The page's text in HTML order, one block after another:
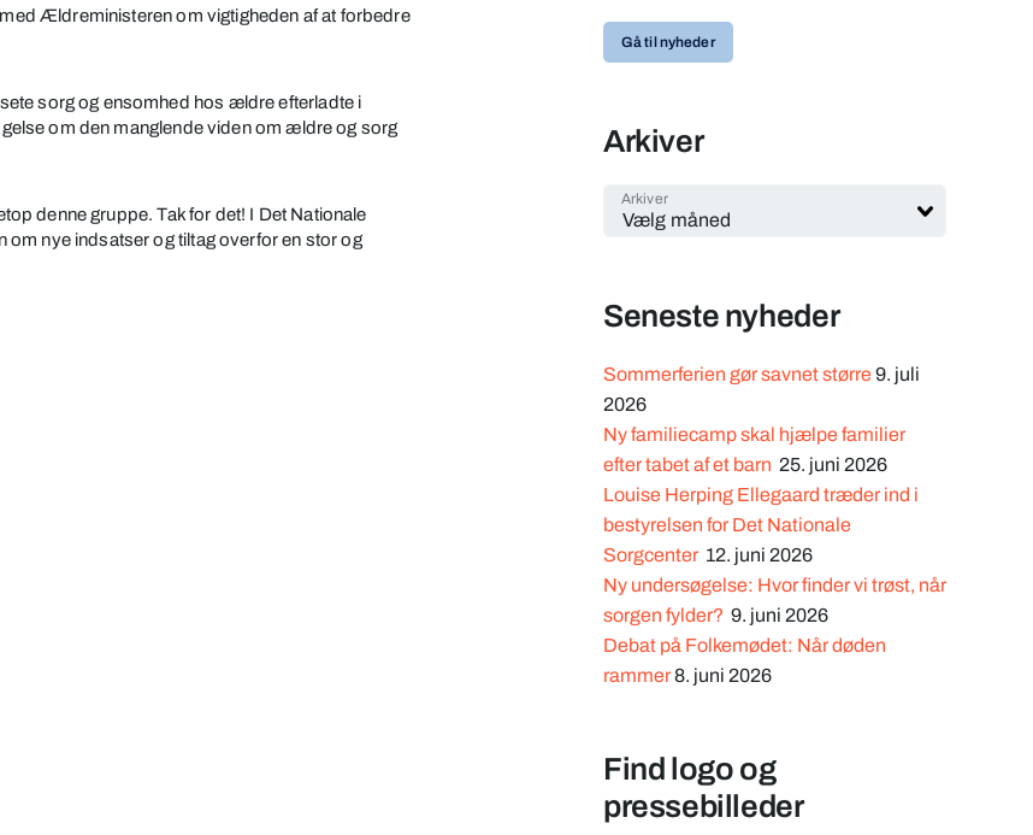
Ældreministeren om vigtigheden af at forbedre
sorg og ensomhed hos ældre efterladte i
om den manglende viden om ældre og sorg
denne gruppe. Tak for det! I Det Nationale
nye indsatser og tiltag overfor en stor og
Gå til nyheder
Arkiver
Arkiver
Seneste nyheder
Sommerferien gør savnet større9. juli
2026
Ny familiecamp skal hjælpe familier
efter tabet af et barn 25. juni 2026
Louise Herping Ellegaard træder ind i
bestyrelsen for Det Nationale
Sorgcenter 12. juni 2026
Ny undersøgelse: Hvor finder vi trøst, når
sorgen fylder? 9. juni 2026
Debat på Folkemødet: Når døden
rammer8. juni 2026
Find logo og
pressebilleder